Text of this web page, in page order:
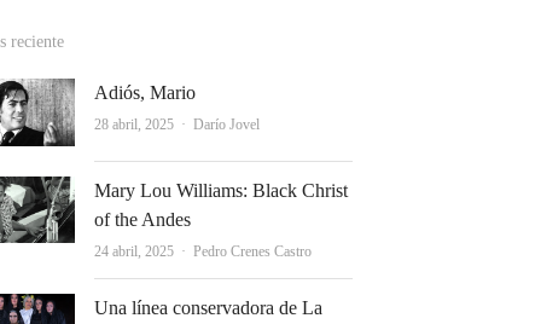
reciente
Adiós, Mario
28 abril, 2025 Autor
Darío Jovel
Mary Lou Williams: Black Christ
of the Andes
24 abril, 2025 Autor
Pedro Crenes Castro
Una línea conservadora de La